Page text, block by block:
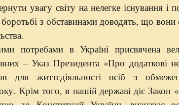
увагу світу на нелегке існування і
боротьбі з обставинами доводять, що
потребами в Україні присвячена
– Указ Президента «Про додаткові
для життєдіяльності осіб з
Крім того, в нашій державі діє Закон